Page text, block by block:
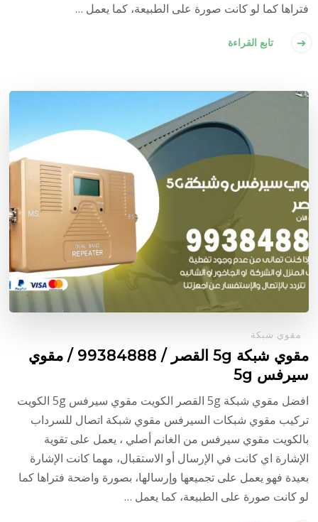
فتراها كما لو كانت صورة على الطبيعة، كما يعمل …
تابع القراءة
مقوي شبكة
مقوي شبكة 5g القصر / 99384888 / مقوي
سيرفس 5g
افضل مقوي شبكة 5g القصر الكويت مقوي سيرفس 5g الكويت
تركيب مقوي شبكات السيرفس مقوي شبكة اتصال للسرداب
بالكويت مقوي سيرفس من الغانم أصلي ، يعمل على تقوية
الإشارة اي كانت في الإرسال أو الاستقبال، مهما كانت الإشارة
بعيدة فهو يعمل على تجميعها وإرسالها، بصورة واضحة فتراها كما
لو كانت صورة على الطبيعة، كما يعمل …